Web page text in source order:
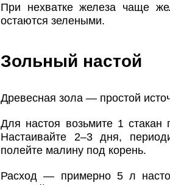
При нехватке железа чаще
остаются зелеными.
Зольный настой
Древесная зола — простой
Для настоя возьмите 1
Настаивайте 2–3 дня,
полейте малину под корень.
Расход — примерно 5 л